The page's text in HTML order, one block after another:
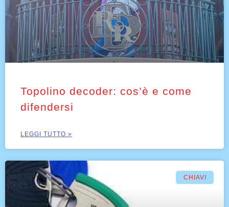
Topolino decoder: cos’è e come
difendersi
LEGGI TUTTO »
CHIAVI